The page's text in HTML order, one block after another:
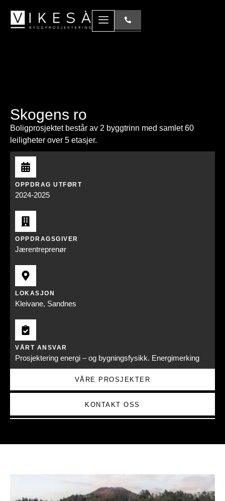
Skogens ro
Boligprosjektet består av 2 byggtrinn med samlet 60
leiligheter over 5 etasjer.
OPPDRAG UTFØRT
2024-2025
OPPDRAGSGIVER
Jærentreprenør
LOKASJON
Kleivane, Sandnes
VÅRT ANSVAR
Prosjektering energi – og bygningsfysikk. Energimerking
VÅRE PROSJEKTER
KONTAKT OSS